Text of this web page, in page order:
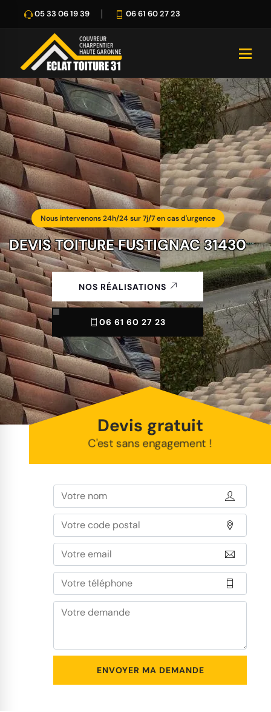
05 33 06 19 39 06 61 60 27 23
Nous intervenons 24h/24 sur 7j/7 en cas d'urgence
DEVIS TOITURE FUSTIGNAC 31430
NOS RÉALISATIONS
06 61 60 27 23
Devis gratuit
C'est sans engagement !